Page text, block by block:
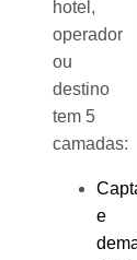
hotel,
operador
ou
destino
tem 5
camadas:
e